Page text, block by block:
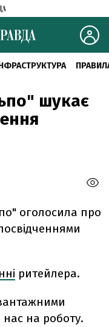
шукає
оголосила про
ритейлера.
на роботу.